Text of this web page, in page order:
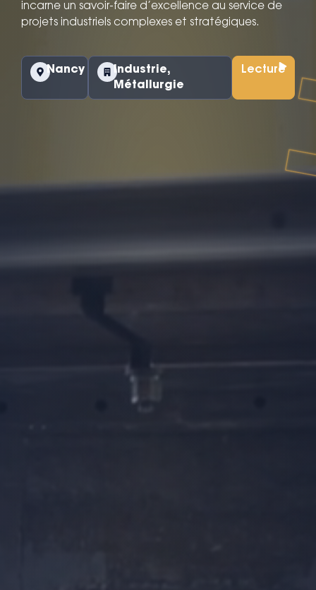
incarne un savoir-faire d’excellence au service de
projets industriels complexes et stratégiques.
Nancy Industrie,
Métallurgie
Lecture